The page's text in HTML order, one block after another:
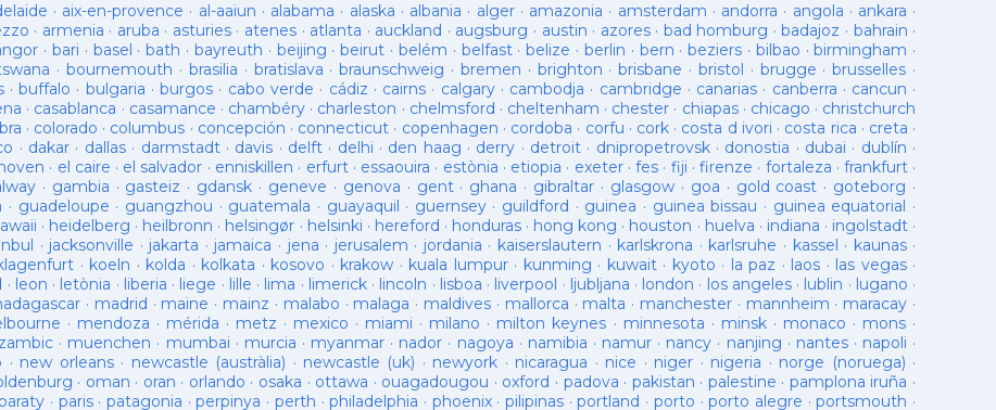
· aix-en-provence · al-aaiun · alabama · alaska · albania · alger· amazonia · amsterdam · andorra · angola · ankara ·
· armenia · aruba · asturies· atenes · atlanta · auckland · augsburg · austin · azores· bad homburg ·badajoz · bahrain ·
· bari · basel ·bath · bayreuth · beijing ·beirut · belém · belfast·belize · berlin · bern ·beziers · bilbao ·birmingham ·
·bournemouth · brasilia · bratislava ·braunschweig · bremen · brighton ·brisbane · bristol · brugge ·brusselles ·
·buffalo · bulgaria ·burgos · cabo verde · cádiz · cairns · calgary· cambodja · cambridge · canarias · canberra · cancun ·
· casablanca · casamance · chambéry · charleston · chelmsford · cheltenham · chester · chiapas· chicago · christchurch
· colorado · columbus · concepción · connecticut · copenhagen · cordoba · corfu · cork · costa d ivori · costa rica · creta ·
· dakar · dallas· darmstadt· davis · delft· delhi · den haag · derry · detroit· dnipropetrovsk· donostia · dubai · dublín ·
· el caire · el salvador · enniskillen · erfurt· essaouira · estònia · etiopia · exeter· fes · fiji · firenze · fortaleza · frankfurt ·
· gambia · gasteiz · gdansk · geneve · genova · gent· ghana · gibraltar · glasgow· goa · gold coast · goteborg ·
· guadeloupe · guangzhou · guatemala · guayaquil · guernsey· guildford · guinea · guinea bissau · guinea equatorial ·
· heidelberg · heilbronn · helsingør · helsinki · hereford · honduras· hong kong · houston · huelva · indiana · ingolstadt·
· jacksonville · jakarta · jamaica · jena · jerusalem · jordania · kaiserslautern · karlskrona · karlsruhe · kassel · kaunas·
· koeln · kolda · kolkata · kosovo · krakow · kuala lumpur· kunming · kuwait· kyoto · la paz · laos · las vegas·
· leon · letònia · liberia · liege · lille · lima · limerick· lincoln · lisboa · liverpool · ljubljana · london · los angeles· lublin · lugano ·
· madrid · maine · mainz · malabo · malaga · maldives · mallorca · malta · manchester · mannheim · maracay ·
· mendoza · mérida · metz · mexico · miami · milano · milton keynes · minnesota · minsk· monaco · mons ·
· muenchen · mumbai · murcia · myanmar · nador · nagoya · namibia · namur · nancy · nanjing · nantes· napoli ·
· new orleans· newcastle (austràlia) · newcastle (uk) · newyork · nicaragua · nice · niger · nigeria · norge (noruega) ·
· oman · oran · orlando · osaka · ottawa · ouagadougou · oxford · padova · pakistan · palestine · pamplona iruña ·
· paris· patagonia ·perpinya · perth ·philadelphia · phoenix·pilipinas ·portland · porto ·porto alegre ·portsmouth ·